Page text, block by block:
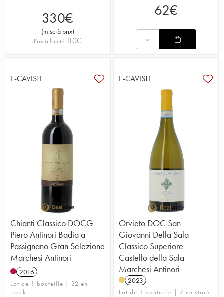
330€
(mise à prix)
Prix à l'unité 110€
62€
E-CAVISTE
Chianti Classico DOCG
Piero Antinori Badia a
Passignano Gran Selezione
Marchesi Antinori
2016
Lot de 1 bouteille | 32 en
stock
E-CAVISTE
Orvieto DOC San
Giovanni Della Sala
Classico Superiore
Castello della Sala -
Marchesi Antinori
2023
Lot de 1 bouteille | 7 en stock